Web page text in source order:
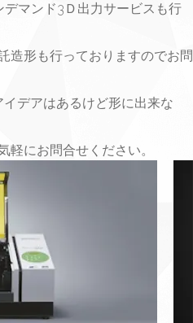
マンド3Ｄ出力サービスも行
造形も行っておりますのでお問
デアはあるけど形に出来な
軽にお問合せください。